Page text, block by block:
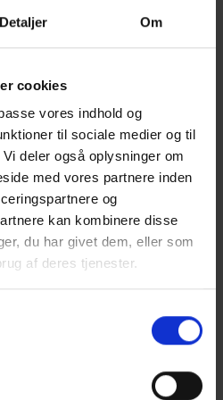
Detaljer Om
cookies
vores indhold og
til sociale medier og til
deler også oplysninger om
med vores partnere inden
og
kan kombinere disse
du har givet dem, eller som
af deres tjenester.
– KVALITET